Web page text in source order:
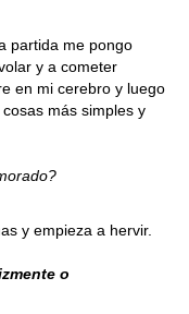
partida me pongo
y a cometer
en mi cerebro y luego
más simples y
y empieza a hervir.
o